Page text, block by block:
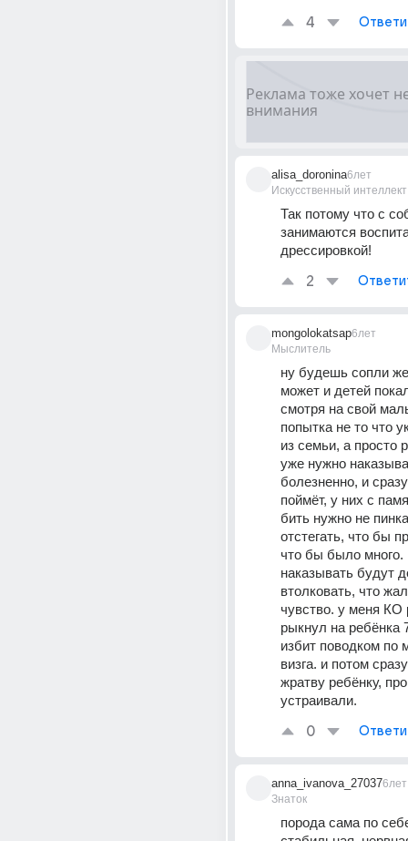
4
alisa_doronina
Искусственный интеллект
6лет
Так потому что с
занимаются
дрессировкой!
2
mongolokatsap
Мыслитель
6лет
ну будешь сопли
может и детей
смотря на свой
попытка не то что
из семьи, а просто
уже нужно
болезненно, и
поймёт, у них с
бить нужно не
отстегать, что бы
что бы было
наказывать будут
втолковать, что
чувство. у меня КО
рыкнул на ребёнка
избит поводком по
визга. и потом
жратву ребёнку,
устраивали.
0
anna_ivanova_27037
Знаток
6лет
порода сама по